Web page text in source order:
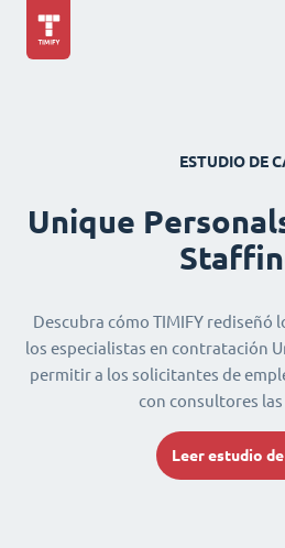
ESTUDIO DE
Unique
Descubra cómo TIMIFY rediseñó
los especialistas en contratación
permitir a los solicitantes de
con consultores las
Leer estudio